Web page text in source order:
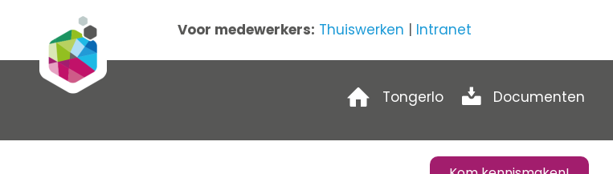
Voor medewerkers: Thuiswerken | Intranet
Tongerlo Documenten